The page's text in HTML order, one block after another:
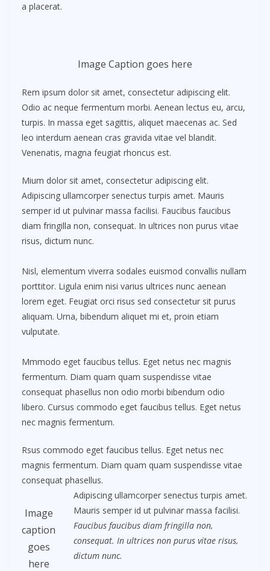
a placerat.
Image Caption goes here
Rem ipsum dolor sit amet, consectetur adipiscing elit.
Odio ac neque fermentum morbi. Aenean lectus eu, arcu,
turpis. In massa eget sagittis, aliquet maecenas ac. Sed
leo interdum aenean cras gravida vitae vel blandit.
Venenatis, magna feugiat rhoncus est.
Mium dolor sit amet, consectetur adipiscing elit.
Adipiscing ullamcorper senectus turpis amet. Mauris
semper id ut pulvinar massa facilisi. Faucibus faucibus
diam fringilla non, consequat. In ultrices non purus vitae
risus, dictum nunc.
Nisl, elementum viverra sodales euismod convallis nullam
porttitor. Ligula enim nisi varius ultrices nunc aenean
lorem eget. Feugiat orci risus sed consectetur sit purus
aliquam. Urna, bibendum aliquet mi et, proin etiam
vulputate.
Mmmodo eget faucibus tellus. Eget netus nec magnis
fermentum. Diam quam quam suspendisse vitae
consequat phasellus non odio morbi bibendum odio
libero. Cursus commodo eget faucibus tellus. Eget netus
nec magnis fermentum.
Rsus commodo eget faucibus tellus. Eget netus nec
magnis fermentum. Diam quam quam suspendisse vitae
consequat phasellus.
Image
caption
goes
here
Adipiscing ullamcorper senectus turpis amet.
Mauris semper id ut pulvinar massa facilisi.
Faucibus faucibus diam fringilla non,
consequat. In ultrices non purus vitae risus,
dictum nunc.